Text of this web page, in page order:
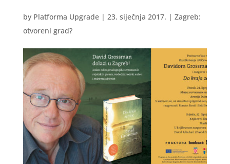
by Platforma Upgrade| 23. siječnja 2017. | Zagreb:
otvoreni grad?